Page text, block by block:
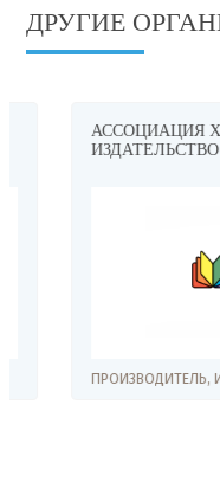
ДРУГИЕ
АССОЦИАЦИЯ XXI
ИЗДАТЕЛЬСТВО
ПРОИЗВОДИТЕЛЬ,